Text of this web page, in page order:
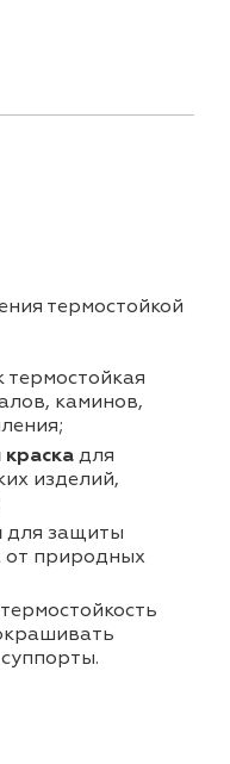
термостойкой
термостойкая
каминов,
для
изделий,
для защиты
от природных